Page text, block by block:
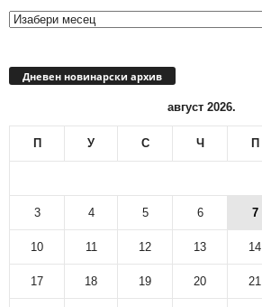
Дневен новинарски архив
август 2026.
П У С Ч П
3 4 5 6 7
10 11 12 13 14
17 18 19 20 21